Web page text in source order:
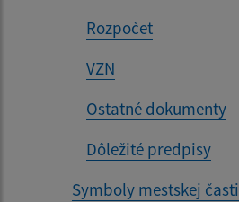
Rozpočet
VZN
Ostatné dokumenty
Dôležité predpisy
Symboly mestskej časti